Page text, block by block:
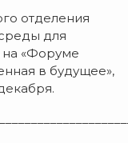
отделения
для
на «Форуме
в будущее»,